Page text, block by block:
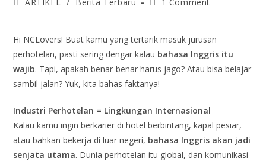
Hi NCLovers! Buat kamu yang tertarik masuk jurusan
perhotelan, pasti sering dengar kalau bahasa Inggris itu
wajib. Tapi, apakah benar-benar harus jago? Atau bisa belajar
sambil jalan? Yuk, kita bahas faktanya!
Industri Perhotelan = Lingkungan Internasional
Kalau kamu ingin berkarier di hotel berbintang, kapal pesiar,
atau bahkan bekerja di luar negeri, bahasa Inggris akan jadi
senjata utama. Dunia perhotelan itu global, dan komunikasi